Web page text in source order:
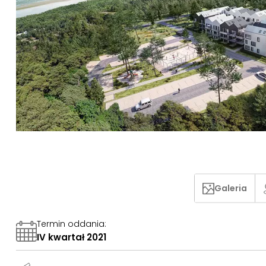
Galeria
Termin oddania:
IV kwartał 2021